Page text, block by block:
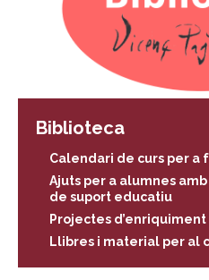
Biblioteca
Calendari de curs per a
Ajuts per a alumnes
de suport educatiu
Projectes d’enriquiment
Llibres i material per al